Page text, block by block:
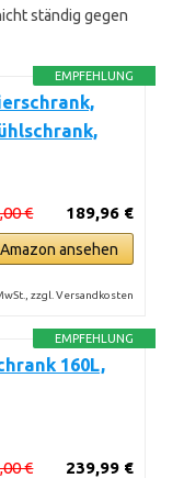
ständig gegen
EMPFEHLUNG
189,96 €
€
ansehen
zzgl. Versandkosten
EMPFEHLUNG
160L,
239,99 €
€